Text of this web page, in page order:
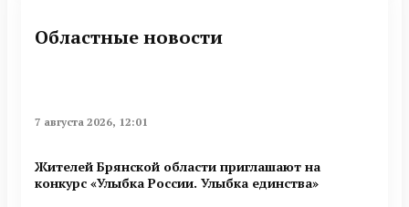
Областные новости
7 августа 2026, 12:01
Жителей Брянской области приглашают на
конкурс «Улыбка России. Улыбка единства»